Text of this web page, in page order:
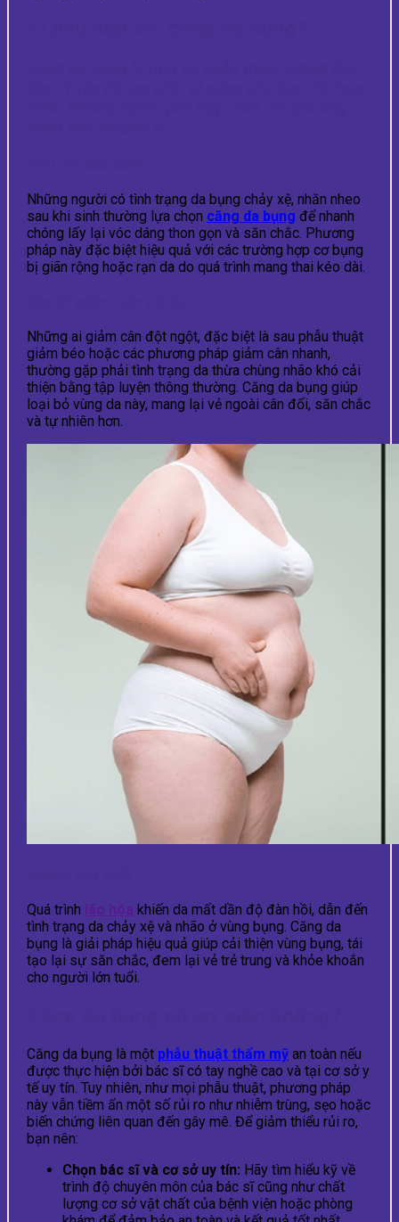
Những người có tình trạng da bụng chảy xệ, nhăn nheo
sau khi sinh thường lựa chọn căng da bụng để nhanh
chóng lấy lại vóc dáng thon gọn và săn chắc. Phương
pháp này đặc biệt hiệu quả với các trường hợp cơ bụng
bị giãn rộng hoặc rạn da do quá trình mang thai kéo dài.
Những ai giảm cân đột ngột, đặc biệt là sau phẫu thuật
giảm béo hoặc các phương pháp giảm cân nhanh,
thường gặp phải tình trạng da thừa chùng nhão khó cải
thiện bằng tập luyện thông thường. Căng da bụng giúp
loại bỏ vùng da này, mang lại vẻ ngoài cân đối, săn chắc
và tự nhiên hơn.
Quá trình lão hóa khiến da mất dần độ đàn hồi, dẫn đến
tình trạng da chảy xệ và nhão ở vùng bụng. Căng da
bụng là giải pháp hiệu quả giúp cải thiện vùng bụng, tái
tạo lại sự săn chắc, đem lại vẻ trẻ trung và khỏe khoắn
cho người lớn tuổi.
Căng da bụng là một phẫu thuật thẩm mỹ an toàn nếu
được thực hiện bởi bác sĩ có tay nghề cao và tại cơ sở y
tế uy tín. Tuy nhiên, như mọi phẫu thuật, phương pháp
này vẫn tiềm ẩn một số rủi ro như nhiễm trùng, sẹo hoặc
biến chứng liên quan đến gây mê. Để giảm thiểu rủi ro,
bạn nên:
Chọn bác sĩ và cơ sở uy tín: Hãy tìm hiểu kỹ về
trình độ chuyên môn của bác sĩ cũng như chất
lượng cơ sở vật chất của bệnh viện hoặc phòng